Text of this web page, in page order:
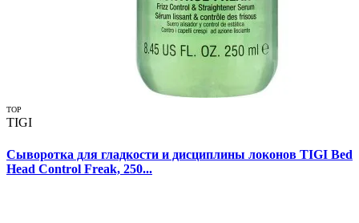
TOP
TIGI
Сыворотка для гладкости и дисциплины локонов TIGI Bed
Head Control Freak, 250...